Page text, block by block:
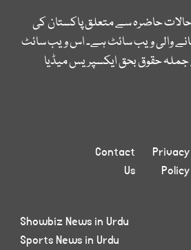
حالات حاضرہ سے متعلق پاکستان کی
والی ویب سائٹ ہے۔ اس ویب سائٹ
جملہ حقوق بحق ایکسپریس میڈیا
Privacy
Policy
Contact
Us
Showbiz News in Urdu
Sports News in Urdu